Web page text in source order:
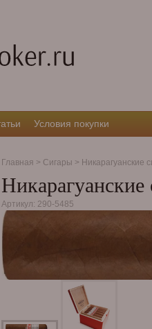
Условия покупки
Главная > Сигары > Никарагуанские
Артикул: 290-5485